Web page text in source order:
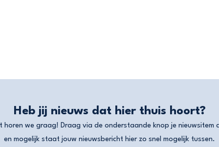
Heb jij nieuws dat hier thuis hoort?
horen we graag! Draag via de onderstaande knop je nieuwsitem
en mogelijk staat jouw nieuwsbericht hier zo snel mogelijk tussen.